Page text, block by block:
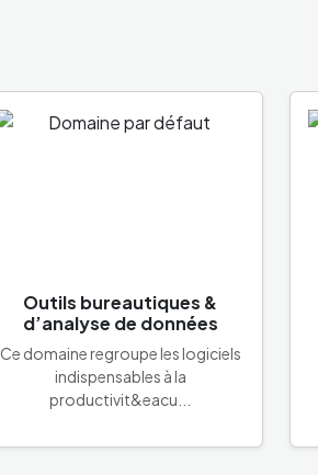
Outils bureautiques &
d’analyse de données
Ce domaine regroupe les logiciels
indispensables à la
productivit&eacu...